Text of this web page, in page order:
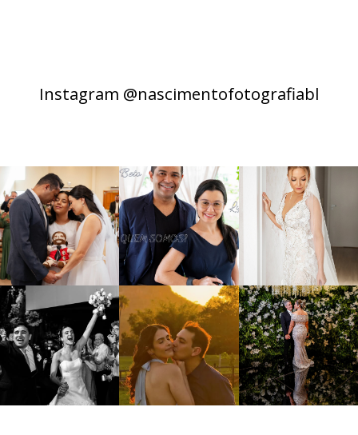
Instagram @nascimentofotografiabl